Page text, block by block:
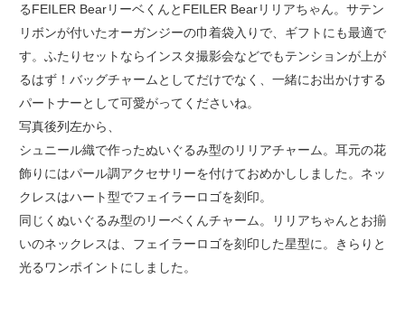
るFEILER BearリーベくんとFEILER Bearリリアちゃん。サテン
リボンが付いたオーガンジーの巾着袋入りで、ギフトにも最適で
す。ふたりセットならインスタ撮影会などでもテンションが上が
るはず！バッグチャームとしてだけでなく、一緒にお出かけする
パートナーとして可愛がってくださいね。
写真後列左から、
シュニール織で作ったぬいぐるみ型のリリアチャーム。耳元の花
飾りにはパール調アクセサリーを付けておめかししました。ネッ
クレスはハート型でフェイラーロゴを刻印。
同じくぬいぐるみ型のリーベくんチャーム。リリアちゃんとお揃
いのネックレスは、フェイラーロゴを刻印した星型に。きらりと
光るワンポイントにしました。